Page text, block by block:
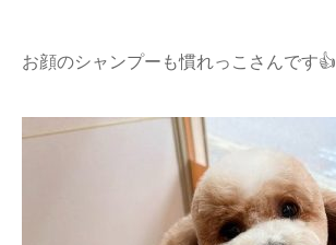
お顔のシャンプーも慣れっこさんです👍